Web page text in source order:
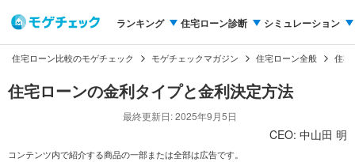
ランキング 住宅ローン診断 シミュレーション
住宅ローン比較のモゲチェック モゲチェックマガジン 住宅ローン全般 住宅
住宅ローンの金利タイプと金利決定方法
最終更新日: 2025年9月5日
CEO: 中山田 明
コンテンツ内で紹介する商品の一部または全部は広告です。